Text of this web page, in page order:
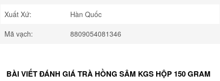
Xuất Xứ:
Hàn Quốc
Mã vạch:
8809054081346
BÀI VIẾT ĐÁNH GIÁ TRÀ HỒNG SÂM KGS HỘP 150 GRAM